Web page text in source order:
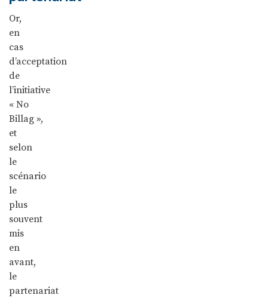
Or,
en
cas
d’acceptation
de
l’initiative
« No
Billag »,
et
selon
le
scénario
le
plus
souvent
mis
en
avant,
le
partenariat